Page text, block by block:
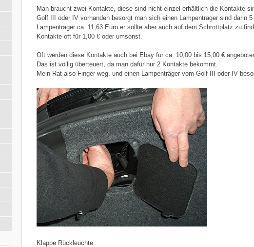
Man braucht zwei Kontakte, diese sind nicht einzel erhältlich die Kontakte
Golf III oder IV vorhanden besorgt man sich einen Lampenträger sind darin
Lampenträger ca. 11,63 Euro er sollte aber auch auf dem Schrottplatz zu
Kontakte oft für 1,00 € oder umsonst.
Oft werden diese Kontakte auch bei Ebay für ca. 10,00 bis 15,00 €
Das ist völlig überteuert, da man dafür nur 2 Kontakte bekommt.
Mein Rat also Finger weg, und einen Lampenträger vom Golf III oder IV
Klappe Rückleuchte